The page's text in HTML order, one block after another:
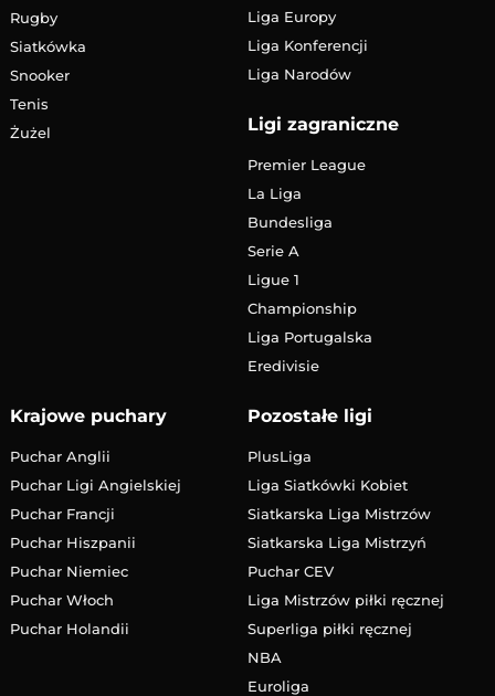
Rugby
Siatkówka
Snooker
Tenis
Żużel
Liga Europy
Liga Konferencji
Liga Narodów
Ligi zagraniczne
Premier League
La Liga
Bundesliga
Serie A
Ligue 1
Championship
Liga Portugalska
Eredivisie
Krajowe puchary
Puchar Anglii
Puchar Ligi Angielskiej
Puchar Francji
Puchar Hiszpanii
Puchar Niemiec
Puchar Włoch
Puchar Holandii
Pozostałe ligi
PlusLiga
Liga Siatkówki Kobiet
Siatkarska Liga Mistrzów
Siatkarska Liga Mistrzyń
Puchar CEV
Liga Mistrzów piłki ręcznej
Superliga piłki ręcznej
NBA
Euroliga